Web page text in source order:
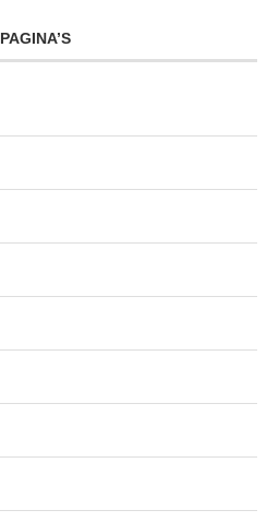
PAGINA’S